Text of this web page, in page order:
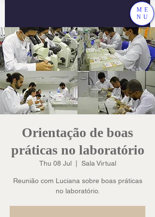
ME
NU
Orientação de boas
práticas no laboratório
Thu 08 Jul
  |
Sala Virtual
Reunião com Luciana sobre boas práticas
no laboratório.